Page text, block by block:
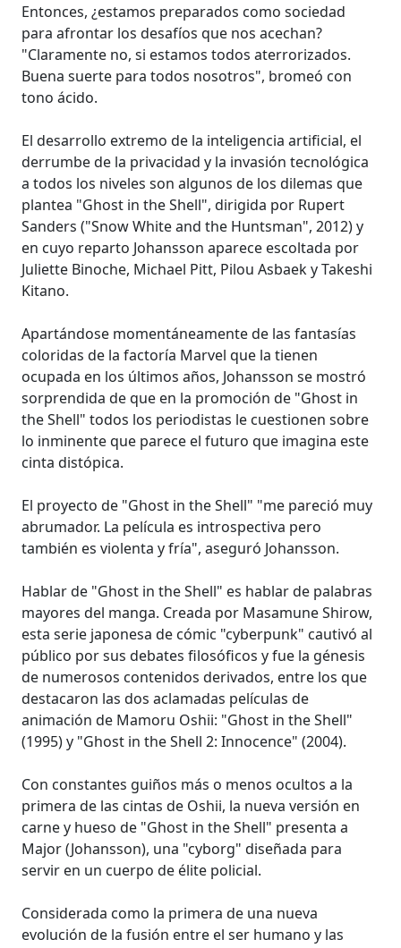
Entonces, ¿estamos preparados como sociedad
para afrontar los desafíos que nos acechan?
"Claramente no, si estamos todos aterrorizados.
Buena suerte para todos nosotros", bromeó con
tono ácido.
El desarrollo extremo de la inteligencia artificial, el
derrumbe de la privacidad y la invasión tecnológica
a todos los niveles son algunos de los dilemas que
plantea "Ghost in the Shell", dirigida por Rupert
Sanders ("Snow White and the Huntsman", 2012) y
en cuyo reparto Johansson aparece escoltada por
Juliette Binoche, Michael Pitt, Pilou Asbaek y Takeshi
Kitano.
Apartándose momentáneamente de las fantasías
coloridas de la factoría Marvel que la tienen
ocupada en los últimos años, Johansson se mostró
sorprendida de que en la promoción de "Ghost in
the Shell" todos los periodistas le cuestionen sobre
lo inminente que parece el futuro que imagina este
cinta distópica.
El proyecto de "Ghost in the Shell" "me pareció muy
abrumador. La película es introspectiva pero
también es violenta y fría", aseguró Johansson.
Hablar de "Ghost in the Shell" es hablar de palabras
mayores del manga. Creada por Masamune Shirow,
esta serie japonesa de cómic "cyberpunk" cautivó al
público por sus debates filosóficos y fue la génesis
de numerosos contenidos derivados, entre los que
destacaron las dos aclamadas películas de
animación de Mamoru Oshii: "Ghost in the Shell"
(1995) y "Ghost in the Shell 2: Innocence" (2004).
Con constantes guiños más o menos ocultos a la
primera de las cintas de Oshii, la nueva versión en
carne y hueso de "Ghost in the Shell" presenta a
Major (Johansson), una "cyborg" diseñada para
servir en un cuerpo de élite policial.
Considerada como la primera de una nueva
evolución de la fusión entre el ser humano y las